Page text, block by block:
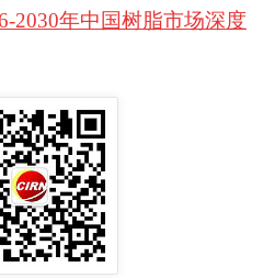
2030年中国树脂市场深度